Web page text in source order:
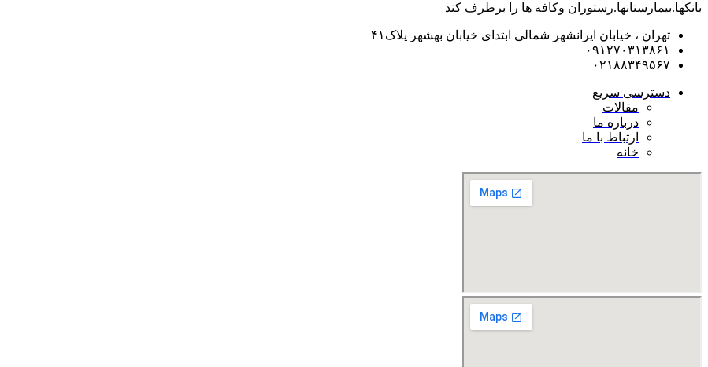
بانکها.بیمارستانها.رستوران و‌کافه ها را برطرف کند
تهران ، خیابان ایرانشهر شمالی ابتدای خیابان بهشهر پلاک۴۱
۰۹۱۲۷۰۳۱۳۸۶۱
۰۲۱۸۸۳۴۹۵۶۷
دسترسی سریع
مقالات
درباره ما
ارتباط با ما
خانه